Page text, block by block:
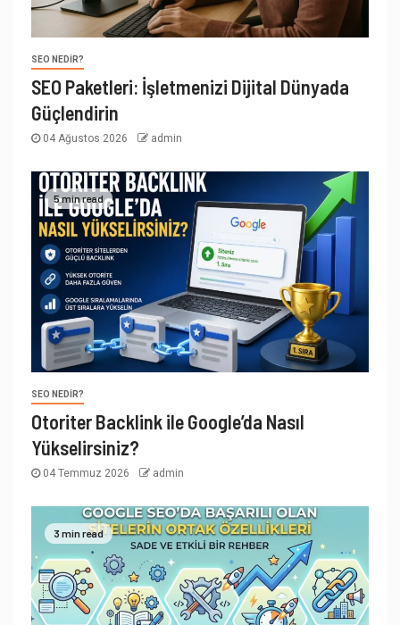
SEO NEDIR?
SEO Paketleri: İşletmenizi Dijital Dünyada
Güçlendirin
04 Ağustos 2026 admin
5 min read
SEO NEDIR?
Otoriter Backlink ile Google’da Nasıl
Yükselirsiniz?
04 Temmuz 2026 admin
3 min read